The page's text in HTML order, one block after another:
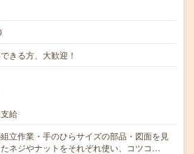
きる方、大歓迎！
給
立作業・手のひらサイズの部品・図面を見
ネジやナットをそれぞれ使い、コツコ…